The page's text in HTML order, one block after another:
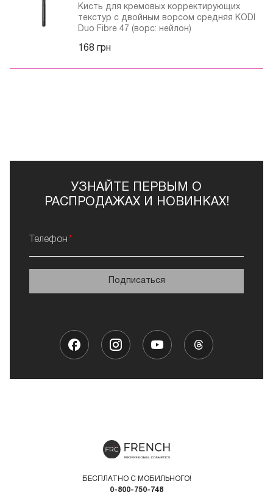
Кисть для кремовых корректирующих
текстур с двойным ворсом средняя KODI
Duo Fibre 47 (ворс: нейлон)
168 грн
УЗНАЙТЕ ПЕРВЫМ О
РАСПРОДАЖАХ И НОВИНКАХ!
Телефон
Подписаться
БЕСПЛАТНО С МОБИЛЬНОГО!
0-800-750-748